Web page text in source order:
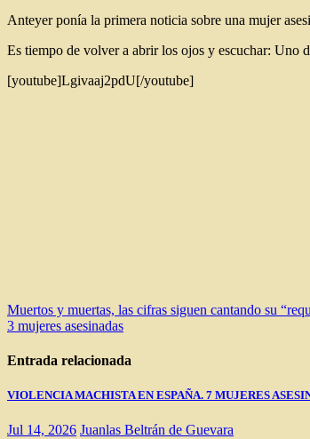
Anteyer ponía la primera noticia sobre una mujer
Es tiempo de volver a abrir los ojos y escuchar: Uno
[youtube]Lgivaaj2pdU[/youtube]
Navegación
de
entradas
Muertos y muertas, las cifras siguen cantando su
3 mujeres asesinadas
Entrada relacionada
VIOLENCIA MACHISTA EN ESPAÑA. 7 MUJERES
Jul 14, 2026 Juanlas Beltrán de Guevara